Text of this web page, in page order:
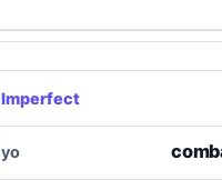
Imperfect
yo